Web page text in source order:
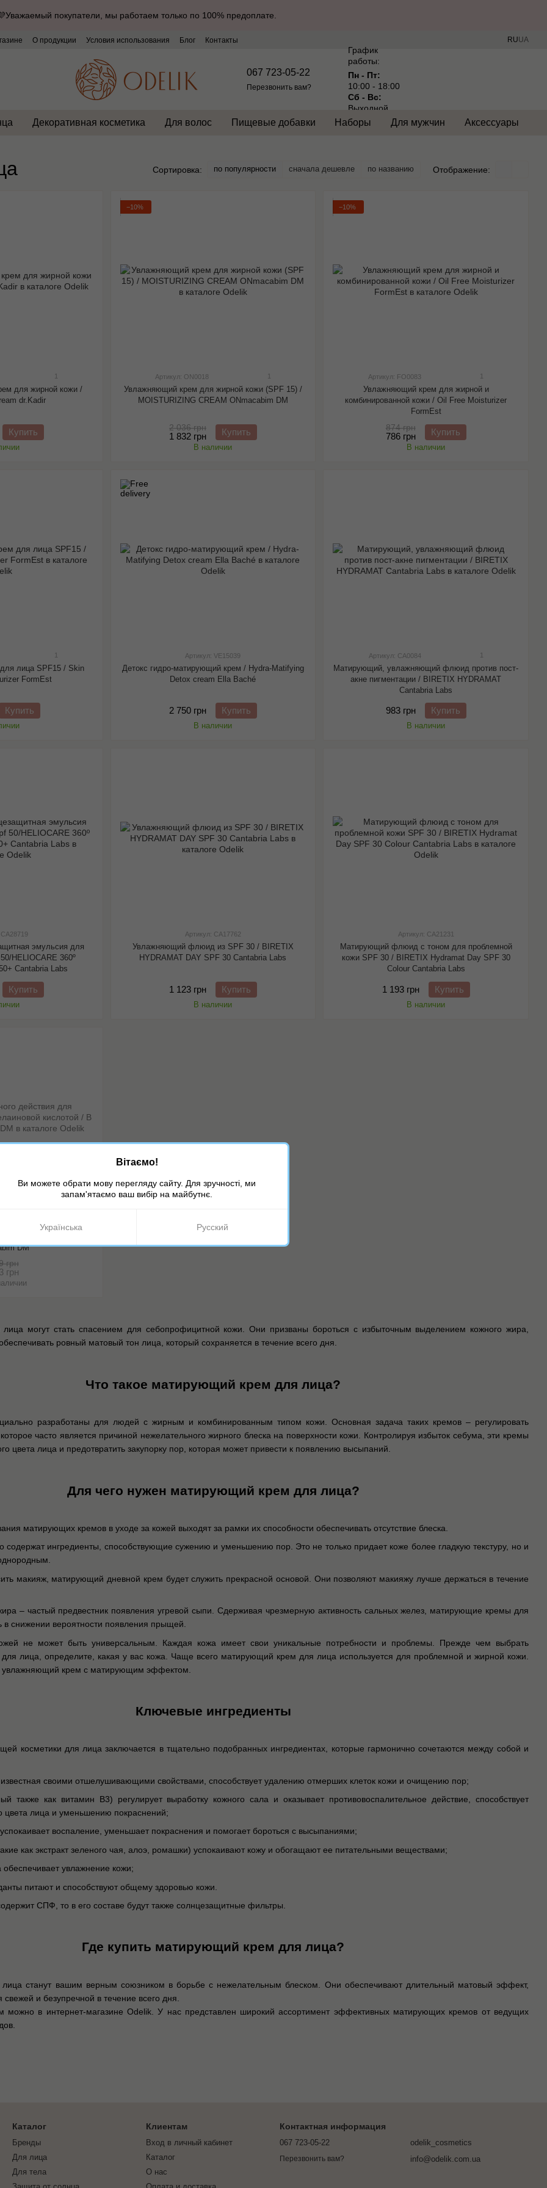
покупатели, мы работаем только по 100% предоплате.
О продукции Условия использования Блог Контакты RUUA
067 723-05-22
Перезвонить вам?
График
работы:
Пн - Пт:
10:00 - 18:00
Сб - Вс:
Выходной
Декоративная косметика Для волос Пищевые добавки Наборы Для мужчин Аксессуары
Сортировка: по популярности сначала дешевле по названию Отображение:
могут стать спасением для себопрофицитной кожи. Они призваны бороться с избыточным выделением кожного жира,
ровный матовый тон лица, который сохраняется в течение всего дня.
Что такое матирующий крем для лица?
разработаны для людей с жирным и комбинированным типом кожи. Основная задача таких кремов – регулировать
часто является причиной нежелательного жирного блеска на поверхности кожи. Контролируя избыток себума, эти кремы
цвета лица и предотвратить закупорку пор, которая может привести к появлению высыпаний.
Для чего нужен матирующий крем для лица?
матирующих кремов в уходе за кожей выходят за рамки их способности обеспечивать отсутствие блеска.
ингредиенты, способствующие сужению и уменьшению пор. Это не только придает коже более гладкую текстуру, но и
макияж, матирующий дневной крем будет служить прекрасной основой. Они позволяют макияжу лучше держаться в течение
– частый предвестник появления угревой сыпи. Сдерживая чрезмерную активность сальных желез, матирующие кремы для
снижении вероятности появления прыщей.
не может быть универсальным. Каждая кожа имеет свои уникальные потребности и проблемы. Прежде чем выбрать
лица, определите, какая у вас кожа. Чаще всего матирующий крем для лица используется для проблемной и жирной кожи.
увлажняющий крем с матирующим эффектом.
Ключевые ингредиенты
косметики для лица заключается в тщательно подобранных ингредиентах, которые гармонично сочетаются между собой и
своими отшелушивающими свойствами, способствует удалению отмерших клеток кожи и очищению пор;
также как витамин B3) регулирует выработку кожного сала и оказывает противовоспалительное действие, способствует
цвета лица и уменьшению покраснений;
воспаление, уменьшает покраснения и помогает бороться с высыпаниями;
как экстракт зеленого чая, алоэ, ромашки) успокаивают кожу и обогащают ее питательными веществами;
обеспечивает увлажнение кожи;
питают и способствуют общему здоровью кожи.
СПФ, то в его составе будут также солнцезащитные фильтры.
Где купить матирующий крем для лица?
станут вашим верным союзником в борьбе с нежелательным блеском. Они обеспечивают длительный матовый эффект,
свежей и безупречной в течение всего дня.
можно в интернет-магазине Odelik. У нас представлен широкий ассортимент эффективных матирующих кремов от ведущих
1
для жирной кожи /
dr.Kadir
Купить
−10%
Артикул: ON0018 1
Увлажняющий крем для жирной кожи (SPF 15) /
MOISTURIZING CREAM ONmacabim DM
2 036 грн
1 832 грн Купить
В наличии
−10%
Артикул: FO0083 1
Увлажняющий крем для жирной и
комбинированной кожи / Oil Free Moisturizer
FormEst
874 грн
786 грн Купить
В наличии
1
лица SPF15 / Skin
FormEst
Купить
Артикул: VE15039
Детокс гидро-матирующий крем / Hydra-Matifying
Detox cream Ella Baché
2 750 грн Купить
В наличии
Артикул: CA0084 1
Матирующий, увлажняющий флюид против пост-
акне пигментации / BIRETIX HYDRAMAT
Cantabria Labs
983 грн Купить
В наличии
эмульсия для
HELIOCARE 360º
Cantabria Labs
Купить
Артикул: CA17762
Увлажняющий флюид из SPF 30 / BIRETIX
HYDRAMAT DAY SPF 30 Cantabria Labs
1 123 грн Купить
В наличии
Артикул: CA21231
Матирующий флюид с тоном для проблемной
кожи SPF 30 / BIRETIX Hydramat Day SPF 30
Colour Cantabria Labs
1 193 грн Купить
В наличии
для проблемной
/ B CREAM
DM
грн
грн
Каталог
Бренды
Для лица
Для тела
Клиентам
Вход в личный кабинет
Каталог
О нас
Контактная информация
067 723-05-22
Перезвонить вам?
odelik_cosmetics
info@odelik.com.ua
Вітаємо!
Ви можете обрати мову перегляду сайту. Для зручності, ми
запам'ятаємо ваш вибір на майбутнє.
Українська Русский